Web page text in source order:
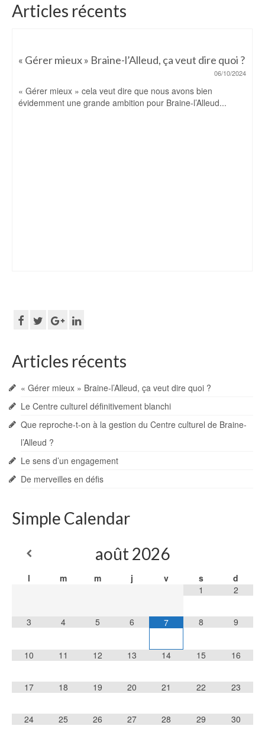
Articles récents
« Gérer mieux » Braine-l’Alleud, ça veut dire quoi ?
06/10/2024
« Gérer mieux » cela veut dire que nous avons bien
évidemment une grande ambition pour Braine-l’Alleud...
Articles récents
« Gérer mieux » Braine-l’Alleud, ça veut dire quoi ?
Le Centre culturel définitivement blanchi
Que reproche-t-on à la gestion du Centre culturel de Braine-
l’Alleud ?
Le sens d’un engagement
De merveilles en défis
Simple Calendar
août 2026
l m m j v s
d
1
2
3 4 5 6 7 8 9
10 11 12 13 14 15 16
17 18 19 20 21 22 23
24 25 26 27 28 29 30